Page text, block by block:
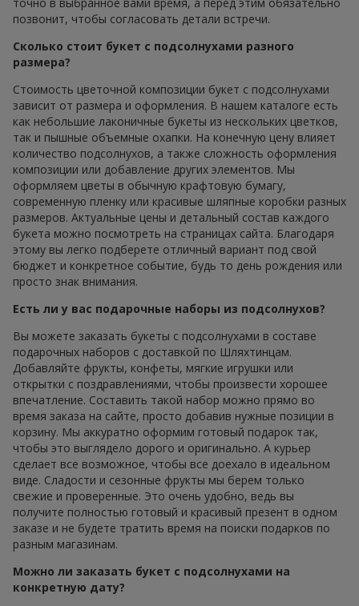
позвонит, чтобы согласовать детали встречи.
Сколько стоит букет с подсолнухами разного
размера?
Стоимость цветочной композиции букет с подсолнухами
зависит от размера и оформления. В нашем каталоге есть
как небольшие лаконичные букеты из нескольких цветков,
так и пышные объемные охапки. На конечную цену влияет
количество подсолнухов, а также сложность оформления
композиции или добавление других элементов. Мы
оформляем цветы в обычную крафтовую бумагу,
современную пленку или красивые шляпные коробки разных
размеров. Актуальные цены и детальный состав каждого
букета можно посмотреть на страницах сайта. Благодаря
этому вы легко подберете отличный вариант под свой
бюджет и конкретное событие, будь то день рождения или
просто знак внимания.
Есть ли у вас подарочные наборы из подсолнухов?
Вы можете заказать букеты с подсолнухами в составе
подарочных наборов с доставкой по Шляхтинцам.
Добавляйте фрукты, конфеты, мягкие игрушки или
открытки с поздравлениями, чтобы произвести хорошее
впечатление. Составить такой набор можно прямо во
время заказа на сайте, просто добавив нужные позиции в
корзину. Мы аккуратно оформим готовый подарок так,
чтобы это выглядело дорого и оригинально. А курьер
сделает все возможное, чтобы все доехало в идеальном
виде. Сладости и сезонные фрукты мы берем только
свежие и проверенные. Это очень удобно, ведь вы
получите полностью готовый и красивый презент в одном
заказе и не будете тратить время на поиски подарков по
разным магазинам.
Можно ли заказать букет с подсолнухами на
конкретную дату?